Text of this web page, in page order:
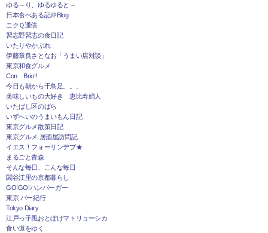
ゆる～り、ゆるゆると～
日本食べある記＠Blog
ニクＱ通信
習志野習志の食日記
いたりやかぶれ
伊藤章良さとなお「うまい店対談」
東京和食グルメ
Con Brio!!
今日も朝から千鳥足。。。
美味しいもの大好き 恵比寿婦人
いたばし区のばら
いずへいのうまいもん日記
東京グルメ散策日記
東京グルメ 居酒屋訪問記
イエス！フォーリンデブ★
まるごと青森
そんな毎日、こんな毎日
関谷江里の京都暮らし
GO!GO!ハンバーガー
東京 バー紀行
Tokyo Diary
江戸っ子風おとぼけマトリョーシカ
食い道をゆく